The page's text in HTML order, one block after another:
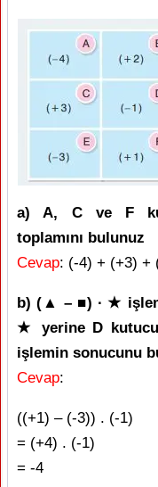
a) A, C ve F
toplamını bulunuz
Cevap: (-4) + (+3) +
b) (▲ – ■) ∙ ★
★ yerine D
işlemin sonucunu
Cevap:
((+1) – (-3)) . (-1)
= (+4) . (-1)
= -4